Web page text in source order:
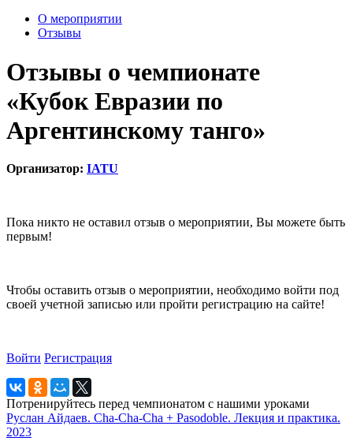
О мероприятии
Отзывы
Отзывы о чемпионате
«Кубок Евразии по
Аргентинскому танго»
Организатор: IATU
Пока никто не оставил отзыв о мероприятии, Вы можете быть
первым!
Чтобы оставить отзыв о мероприятии, необходимо войти под
своей учетной записью или пройти регистрацию на сайте!
Войти Регистрация
Потренируйтесь перед чемпионатом с нашими уроками
Руслан Айдаев. Cha-Cha-Cha + Pasodoble. Лекция и практика.
2023